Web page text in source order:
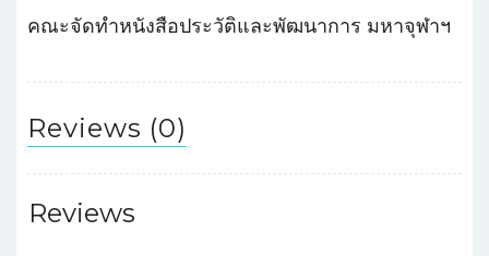
คณะจัดทำหนังสือประวัติและพัฒนาการ มหาจุฬาฯ
Reviews (0)
Reviews